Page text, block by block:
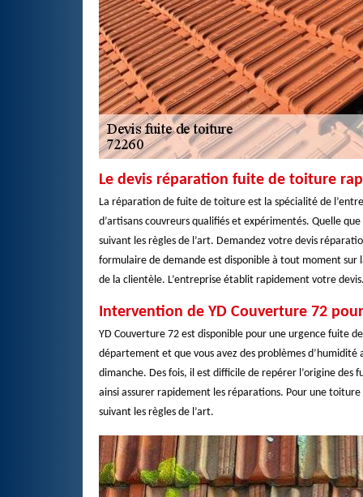
Le devis réparation fuite de toiture
La réparation de fuite de toiture est la spécialité de
d’artisans couvreurs qualifiés et expérimentés. Quelle
suivant les règles de l’art. Demandez votre devis
formulaire de demande est disponible à tout moment sur
de la clientèle. L’entreprise établit rapidement votre devis.
Intervention de YD Couverture 72
YD Couverture 72 est disponible pour une urgence fuite
département et que vous avez des problèmes
dimanche. Des fois, il est difficile de repérer l’origine
ainsi assurer rapidement les réparations. Pour une
suivant les règles de l’art.